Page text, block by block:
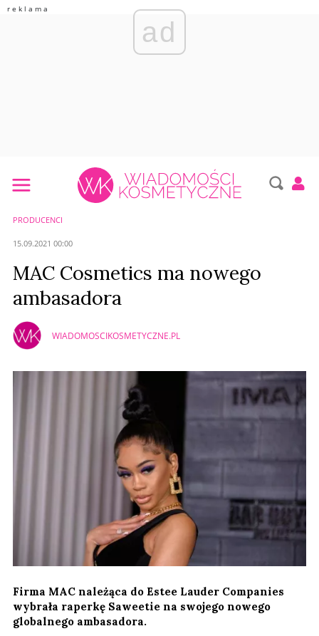
ad
PRODUCENCI
15.09.2021 00:00
MAC Cosmetics ma nowego
ambasadora
WIADOMOSCIKOSMETYCZNE.PL
Firma MAC należąca do Estee Lauder Companies
wybrała raperkę Saweetie na swojego nowego
globalnego ambasadora.